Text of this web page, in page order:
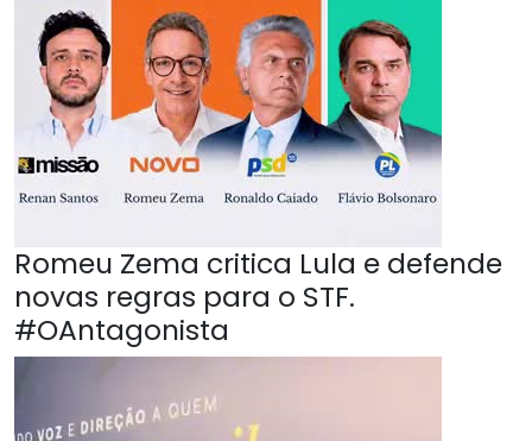
Romeu Zema critica Lula e defende
novas regras para o STF.
#OAntagonista